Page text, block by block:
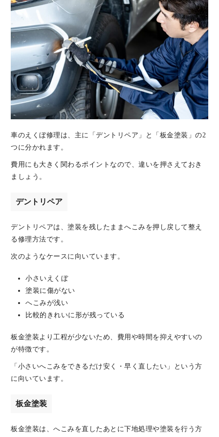
車のえくぼ修理は、主に「デントリペア」と「板金塗装」の2
つに分かれます。
費用にも大きく関わるポイントなので、違いを押さえておき
ましょう。
デントリペア
デントリペアは、塗装を残したままへこみを押し戻して整え
る修理方法です。
次のようなケースに向いています。
小さいえくぼ
塗装に傷がない
へこみが浅い
比較的きれいに形が残っている
板金塗装より工程が少ないため、費用や時間を抑えやすいの
が特徴です。
「小さいへこみをできるだけ安く・早く直したい」という方
に向いています。
板金塗装
板金塗装は、へこみを直したあとに下地処理や塗装を行う方